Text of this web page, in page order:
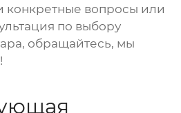
конкретные вопросы или
по выбору
, обращайтесь, мы